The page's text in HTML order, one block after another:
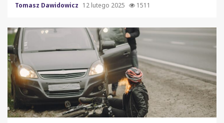
Tomasz Dawidowicz 12 lutego 2025 1511